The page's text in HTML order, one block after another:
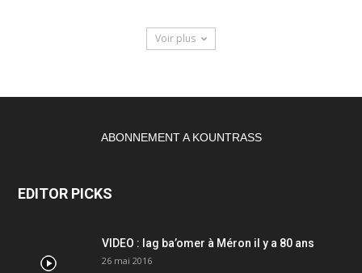
Voir plus
ABONNEMENT A KOUNTRASS
EDITOR PICKS
VIDEO : lag ba’omer à Méron il y a 80 ans
26 mai 2016